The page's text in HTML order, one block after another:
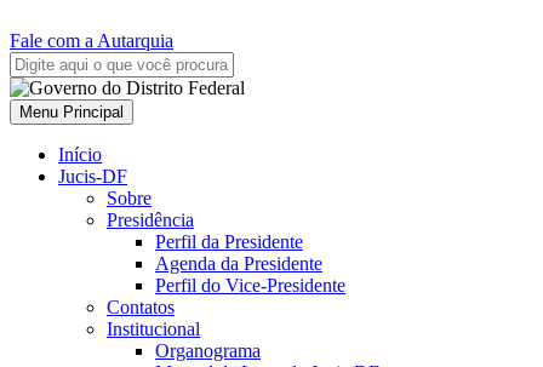
Fale com a Autarquia
Menu Principal
Início
Jucis-DF
Sobre
Presidência
Perfil da Presidente
Agenda da Presidente
Perfil do Vice-Presidente
Contatos
Institucional
Organograma